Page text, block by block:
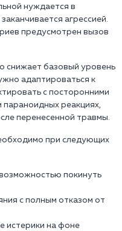
нуждается в
агрессией.
предусмотрен вызов
снижает базовый уровень
адаптироваться к
с посторонними
реакциях,
перенесенной травмы.
при следующих
покинуть
с полным отказом от
истерики на фоне